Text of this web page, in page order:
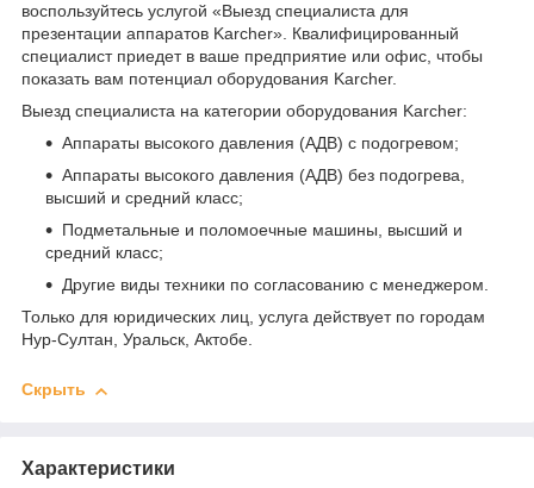
воспользуйтесь услугой «Выезд специалиста для
презентации аппаратов Karcher». Квалифицированный
специалист приедет в ваше предприятие или офис, чтобы
показать вам потенциал оборудования Karcher.
Выезд специалиста на категории оборудования Karcher:
Аппараты высокого давления (АДВ) с подогревом;
Аппараты высокого давления (АДВ) без подогрева,
высший и средний класс;
Подметальные и поломоечные машины, высший и
средний класс;
Другие виды техники по согласованию с менеджером.
Только для юридических лиц, услуга действует по городам
Нур-Султан, Уральск, Актобе.
Скрыть
Характеристики